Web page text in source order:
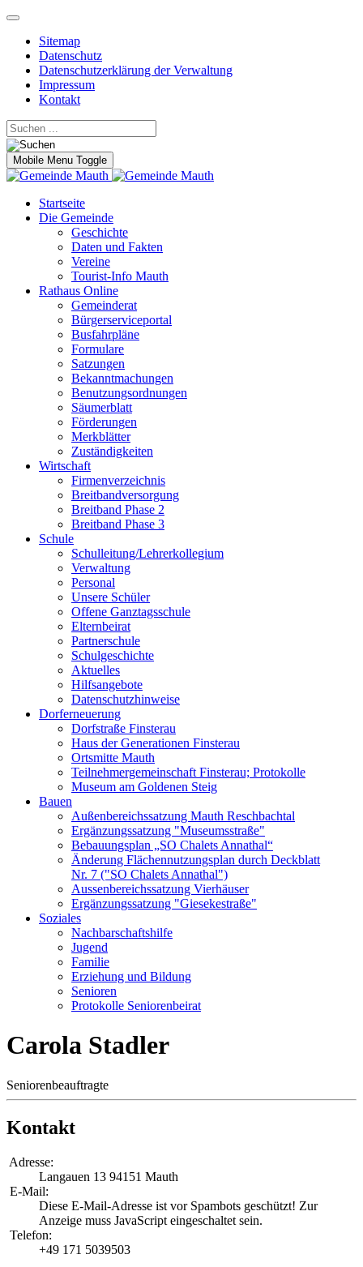
Sitemap
Datenschutz
Datenschutzerklärung der Verwaltung
Impressum
Kontakt
Mobile Menu Toggle
Startseite
Die Gemeinde
Geschichte
Daten und Fakten
Vereine
Tourist-Info Mauth
Rathaus Online
Gemeinderat
Bürgerserviceportal
Busfahrpläne
Formulare
Satzungen
Bekanntmachungen
Benutzungsordnungen
Säumerblatt
Förderungen
Merkblätter
Zuständigkeiten
Wirtschaft
Firmenverzeichnis
Breitbandversorgung
Breitband Phase 2
Breitband Phase 3
Schule
Schulleitung/Lehrerkollegium
Verwaltung
Personal
Unsere Schüler
Offene Ganztagsschule
Elternbeirat
Partnerschule
Schulgeschichte
Aktuelles
Hilfsangebote
Datenschutzhinweise
Dorferneuerung
Dorfstraße Finsterau
Haus der Generationen Finsterau
Ortsmitte Mauth
Teilnehmergemeinschaft Finsterau; Protokolle
Museum am Goldenen Steig
Bauen
Außenbereichssatzung Mauth Reschbachtal
Ergänzungssatzung "Museumsstraße"
Bebauungsplan „SO Chalets Annathal“
Änderung Flächennutzungsplan durch Deckblatt
Nr. 7 ("SO Chalets Annathal")
Aussenbereichssatzung Vierhäuser
Ergänzungssatzung "Giesekestraße"
Soziales
Nachbarschaftshilfe
Jugend
Familie
Erziehung und Bildung
Senioren
Protokolle Seniorenbeirat
Carola Stadler
Seniorenbeauftragte
Kontakt
Adresse:
Langauen 13 94151 Mauth
E-Mail:
Diese E-Mail-Adresse ist vor Spambots geschützt! Zur
Anzeige muss JavaScript eingeschaltet sein.
Telefon:
+49 171 5039503